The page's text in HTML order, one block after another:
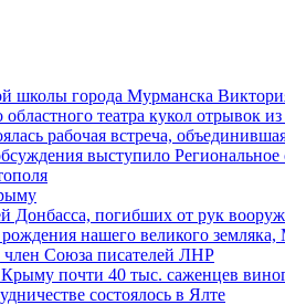
школы города Мурманска
театра кукол
рабочая встреча,
выступило
Донбасса, погибших от рук
нашего великого
член Союза писателей ЛНР
почти 40 тыс. саженцев
состоялось в Ялте